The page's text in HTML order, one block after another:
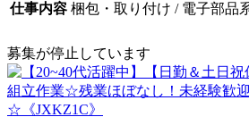
仕事内容 梱包・取り付け / 電子部品
募集が停止しています